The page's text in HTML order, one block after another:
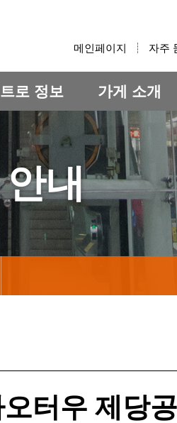
메인페이지 자주
로 정보 가게 소개
내
오터우 제당